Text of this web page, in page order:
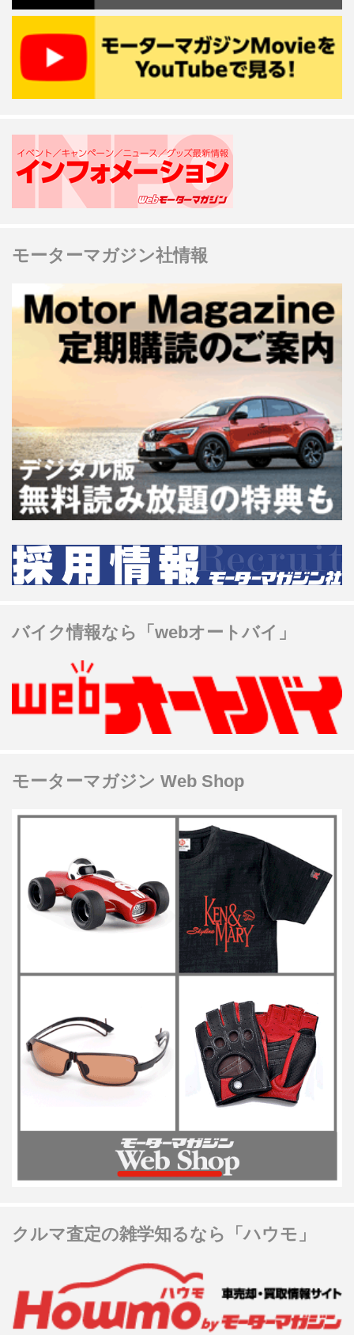
モーターマガジン社情報
バイク情報なら「webオートバイ」
モーターマガジン Web Shop
クルマ査定の雑学知るなら「ハウモ」